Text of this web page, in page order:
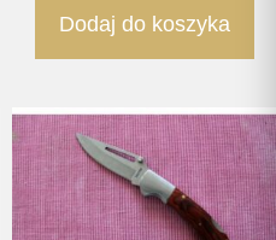
Dodaj do koszyka